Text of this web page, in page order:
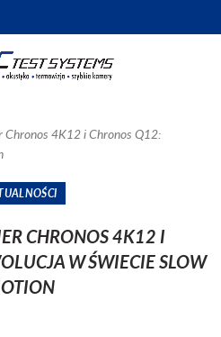
Chronos 4K12 i Chronos Q12:
CHRONOS 4K12 I
W ŚWIECIE SLOW